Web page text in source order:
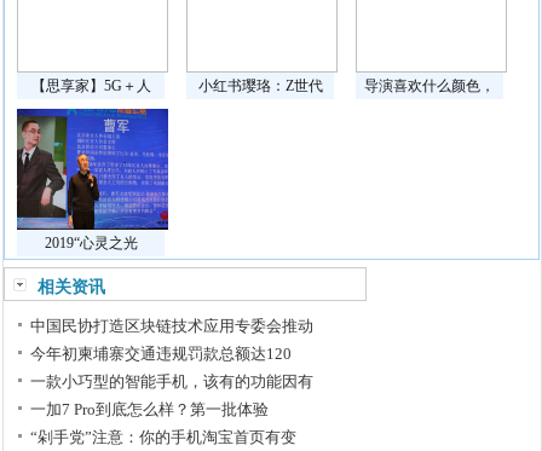
【思享家】5G＋人 小红书璎珞：Z世代 导演喜欢什么颜色，
2019“心灵之光
相关资讯
中国民协打造区块链技术应用专委会推动
今年初柬埔寨交通违规罚款总额达120
一款小巧型的智能手机，该有的功能因有
一加7 Pro到底怎么样？第一批体验
“剁手党”注意：你的手机淘宝首页有变